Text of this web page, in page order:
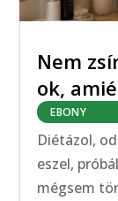
Nem
ok,
EBONY
Diétázol,
eszel,
mégsem